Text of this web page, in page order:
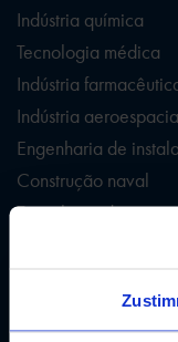
Indústria química
Tecnologia médica
Indústria
Indústria aeroespacial
Engenharia de
Construção naval
Tecnologia de
Contacto